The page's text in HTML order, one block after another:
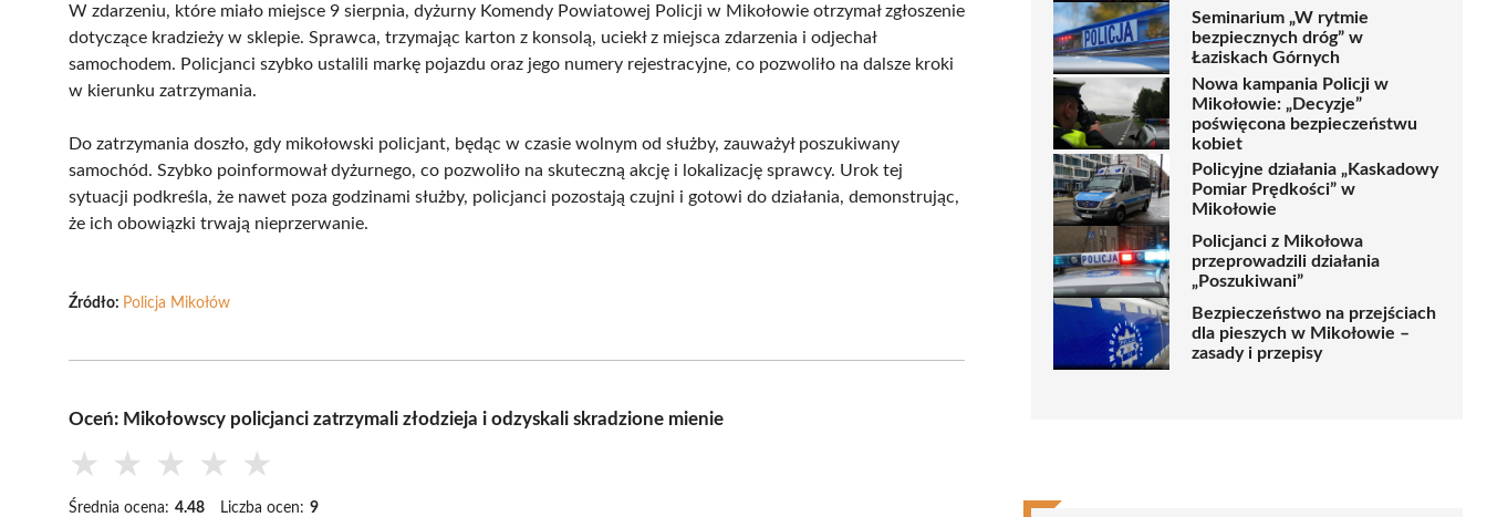
W zdarzeniu, które miało miejsce 9 sierpnia, dyżurny Komendy Powiatowej Policji w Mikołowie otrzymał zgłoszenie
dotyczące kradzieży w sklepie. Sprawca, trzymając karton z konsolą, uciekł z miejsca zdarzenia i odjechał
samochodem. Policjanci szybko ustalili markę pojazdu oraz jego numery rejestracyjne, co pozwoliło na dalsze kroki
w kierunku zatrzymania.
Do zatrzymania doszło, gdy mikołowski policjant, będąc w czasie wolnym od służby, zauważył poszukiwany
samochód. Szybko poinformował dyżurnego, co pozwoliło na skuteczną akcję i lokalizację sprawcy. Urok tej
sytuacji podkreśla, że nawet poza godzinami służby, policjanci pozostają czujni i gotowi do działania, demonstrując,
że ich obowiązki trwają nieprzerwanie.
Źródło: Policja Mikołów
Oceń: Mikołowscy policjanci zatrzymali złodzieja i odzyskali skradzione mienie
★ ★ ★ ★ ★
Średnia ocena: 4.48 Liczba ocen: 9
Seminarium „W rytmie
bezpiecznych dróg” w
Łaziskach Górnych
Nowa kampania Policji w
Mikołowie: „Decyzje”
poświęcona bezpieczeństwu
kobiet
Policyjne działania „Kaskadowy
Pomiar Prędkości” w
Mikołowie
Policjanci z Mikołowa
przeprowadzili działania
„Poszukiwani”
Bezpieczeństwo na przejściach
dla pieszych w Mikołowie –
zasady i przepisy